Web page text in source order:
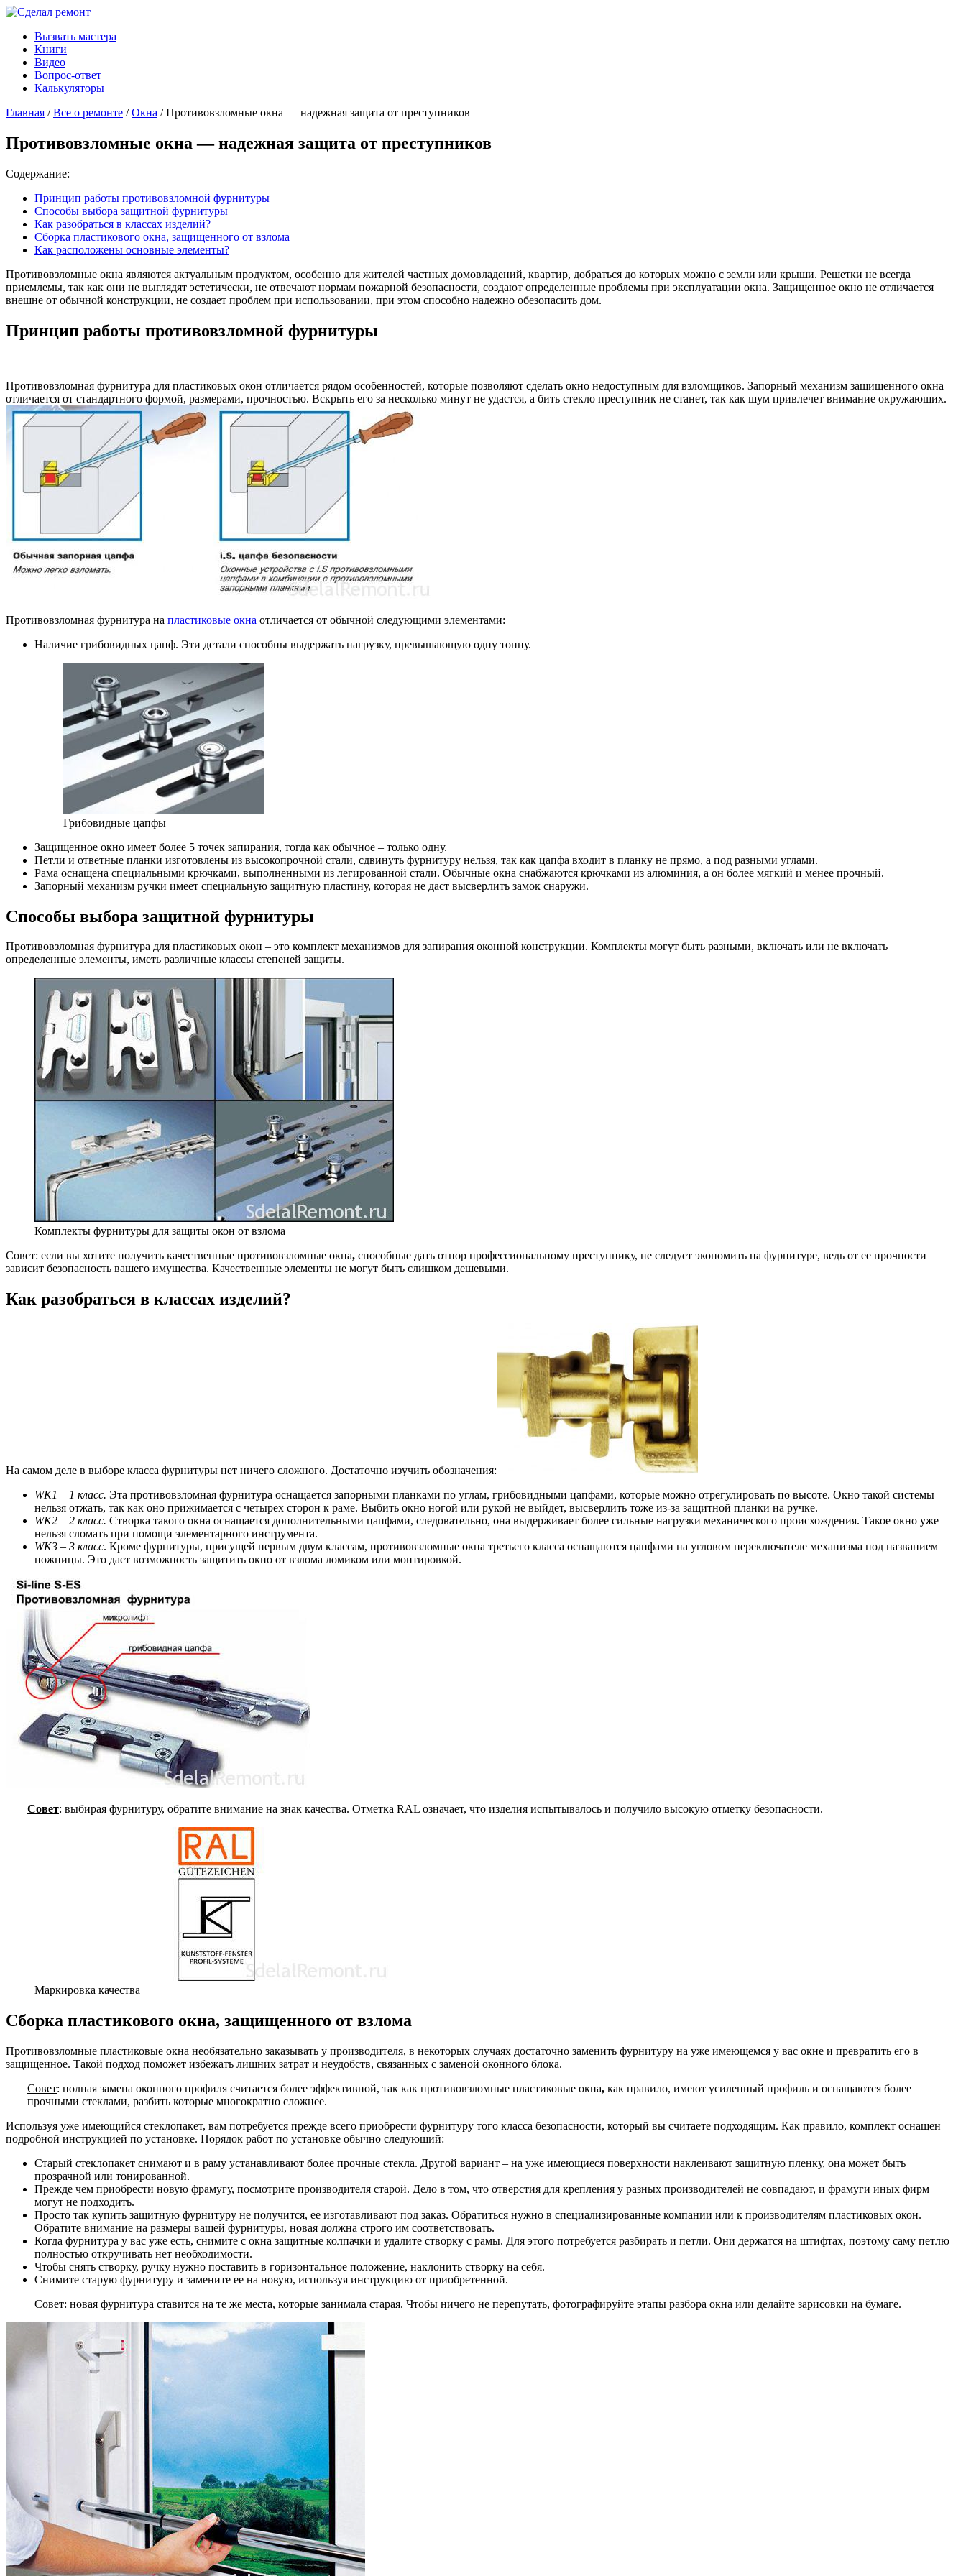
Вызвать мастера
Книги
Видео
Вопрос-ответ
Калькуляторы
Главная /Все о ремонте /Окна / Противовзломные окна — надежная защита от преступников
Противовзломные окна — надежная защита от преступников
Содержание:
Принцип работы противовзломной фурнитуры
Способы выбора защитной фурнитуры
Как разобраться в классах изделий?
Сборка пластикового окна, защищенного от взлома
Как расположены основные элементы?
Противовзломные окна являются актуальным продуктом, особенно для жителей частных домовладений, квартир, добраться до которых можно с земли или крыши. Решетки не всегда
приемлемы, так как они не выглядят эстетически, не отвечают нормам пожарной безопасности, создают определенные проблемы при эксплуатации окна. Защищенное окно не отличается
внешне от обычной конструкции, не создает проблем при использовании, при этом способно надежно обезопасить дом.
Принцип работы противовзломной фурнитуры
Противовзломная фурнитура для пластиковых окон отличается рядом особенностей, которые позволяют сделать окно недоступным для взломщиков. Запорный механизм защищенного окна
отличается от стандартного формой, размерами, прочностью. Вскрыть его за несколько минут не удастся, а бить стекло преступник не станет, так как шум привлечет внимание окружающих.
Противовзломная фурнитура на пластиковые окна отличается от обычной следующими элементами:
Наличие грибовидных цапф. Эти детали способны выдержать нагрузку, превышающую одну тонну.
Грибовидные цапфы
Защищенное окно имеет более 5 точек запирания, тогда как обычное – только одну.
Петли и ответные планки изготовлены из высокопрочной стали, сдвинуть фурнитуру нельзя, так как цапфа входит в планку не прямо, а под разными углами.
Рама оснащена специальными крючками, выполненными из легированной стали. Обычные окна снабжаются крючками из алюминия, а он более мягкий и менее прочный.
Запорный механизм ручки имеет специальную защитную пластину, которая не даст высверлить замок снаружи.
Способы выбора защитной фурнитуры
Противовзломная фурнитура для пластиковых окон – это комплект механизмов для запирания оконной конструкции. Комплекты могут быть разными, включать или не включать
определенные элементы, иметь различные классы степеней защиты.
Комплекты фурнитуры для защиты окон от взлома
Совет: если вы хотите получить качественные противовзломные окна, способные дать отпор профессиональному преступнику, не следует экономить на фурнитуре, ведь от ее прочности
зависит безопасность вашего имущества. Качественные элементы не могут быть слишком дешевыми.
Как разобраться в классах изделий?
На самом деле в выборе класса фурнитуры нет ничего сложного. Достаточно изучить обозначения:
WK1 – 1 класс. Эта противовзломная фурнитура оснащается запорными планками по углам, грибовидными цапфами, которые можно отрегулировать по высоте. Окно такой системы
нельзя отжать, так как оно прижимается с четырех сторон к раме. Выбить окно ногой или рукой не выйдет, высверлить тоже из-за защитной планки на ручке.
WK2 – 2 класс. Створка такого окна оснащается дополнительными цапфами, следовательно, она выдерживает более сильные нагрузки механического происхождения. Такое окно уже
нельзя сломать при помощи элементарного инструмента.
WK3 – 3 класс. Кроме фурнитуры, присущей первым двум классам, противовзломные окна третьего класса оснащаются цапфами на угловом переключателе механизма под названием
ножницы. Это дает возможность защитить окно от взлома ломиком или монтировкой.
Совет: выбирая фурнитуру, обратите внимание на знак качества. Отметка RAL означает, что изделия испытывалось и получило высокую отметку безопасности.
Маркировка качества
Сборка пластикового окна, защищенного от взлома
Противовзломные пластиковые окна необязательно заказывать у производителя, в некоторых случаях достаточно заменить фурнитуру на уже имеющемся у вас окне и превратить его в
защищенное. Такой подход поможет избежать лишних затрат и неудобств, связанных с заменой оконного блока.
Совет: полная замена оконного профиля считается более эффективной, так как противовзломные пластиковые окна, как правило, имеют усиленный профиль и оснащаются более
прочными стеклами, разбить которые многократно сложнее.
Используя уже имеющийся стеклопакет, вам потребуется прежде всего приобрести фурнитуру того класса безопасности, который вы считаете подходящим. Как правило, комплект оснащен
подробной инструкцией по установке. Порядок работ по установке обычно следующий:
Старый стеклопакет снимают и в раму устанавливают более прочные стекла. Другой вариант – на уже имеющиеся поверхности наклеивают защитную пленку, она может быть
прозрачной или тонированной.
Прежде чем приобрести новую фрамугу, посмотрите производителя старой. Дело в том, что отверстия для крепления у разных производителей не совпадают, и фрамуги иных фирм
могут не подходить.
Просто так купить защитную фурнитуру не получится, ее изготавливают под заказ. Обратиться нужно в специализированные компании или к производителям пластиковых окон.
Обратите внимание на размеры вашей фурнитуры, новая должна строго им соответствовать.
Когда фурнитура у вас уже есть, снимите с окна защитные колпачки и удалите створку с рамы. Для этого потребуется разбирать и петли. Они держатся на штифтах, поэтому саму петлю
полностью откручивать нет необходимости.
Чтобы снять створку, ручку нужно поставить в горизонтальное положение, наклонить створку на себя.
Снимите старую фурнитуру и замените ее на новую, используя инструкцию от приобретенной.
Совет: новая фурнитура ставится на те же места, которые занимала старая. Чтобы ничего не перепутать, фотографируйте этапы разбора окна или делайте зарисовки на бумаге.